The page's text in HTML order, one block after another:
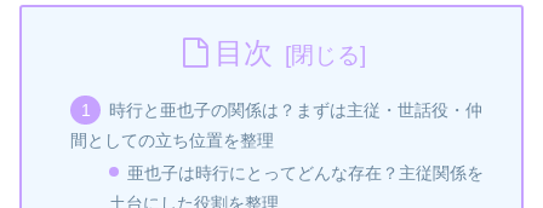
目次
時行と亜也子の関係は？まずは主従・世話役・仲
間としての立ち位置を整理
亜也子は時行にとってどんな存在？主従関係を
土台にした役割を整理